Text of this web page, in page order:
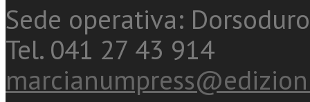
Sede operativa:
Tel. 041 27 43 914